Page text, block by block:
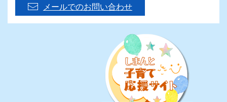
メールでのお問い合わせ